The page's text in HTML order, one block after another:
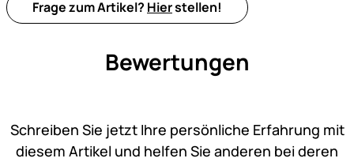
Frage zum Artikel? Hierstellen!
Bewertungen
Schreiben Sie jetzt Ihre persönliche Erfahrung mit
diesem Artikel und helfen Sie anderen bei deren